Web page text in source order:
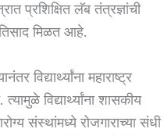
प्रशिक्षित लॅब तंत्रज्ञांची
मिळत आहे.
विद्यार्थ्यांना महाराष्ट्र
विद्यार्थ्यांना शासकीय
संस्थांमध्ये रोजगाराच्या संधी